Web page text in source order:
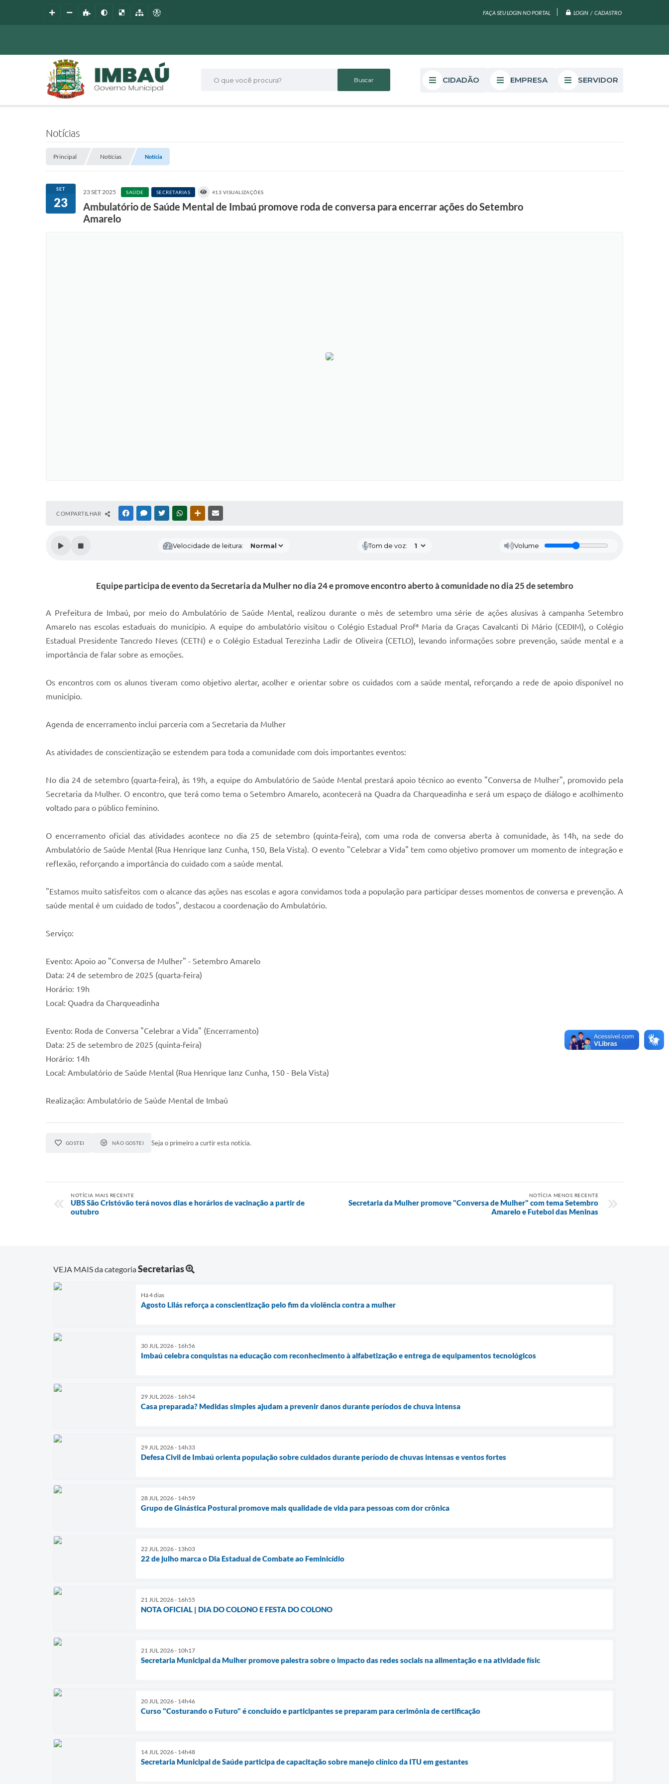
FAÇA SEU LOGIN NO PORTAL LOGIN / CADASTRO
O que você procura? CIDADÃO EMPRESA SERVIDOR
Notícias
Principal Notícias Notícia
SET
23
23 SET 2025 SAÚDE SECRETARIAS 413 VISUALIZAÇÕES
Ambulatório de Saúde Mental de Imbaú promove roda de conversa para encerrar ações do Setembro
Amarelo
COMPARTILHAR FACEBOOKMESSENGER
TWITTERWHATSAPPOUTRAS MÍDIAS
Velocidade de leitura: Tom de voz: Volume
Equipe participa de evento da Secretaria da Mulher no dia 24 e promove encontro aberto à comunidade no dia 25 de setembro
A Prefeitura de Imbaú, por meio do Ambulatório de Saúde Mental, realizou durante o mês de setembro uma série de ações alusivas à campanha Setembro
Amarelo nas escolas estaduais do município. A equipe do ambulatório visitou o Colégio Estadual Profª Maria da Graças Cavalcanti Di Mário (CEDIM), o Colégio
Estadual Presidente Tancredo Neves (CETN) e o Colégio Estadual Terezinha Ladir de Oliveira (CETLO), levando informações sobre prevenção, saúde mental e a
importância de falar sobre as emoções.
Os encontros com os alunos tiveram como objetivo alertar, acolher e orientar sobre os cuidados com a saúde mental, reforçando a rede de apoio disponível no
município.
Agenda de encerramento inclui parceria com a Secretaria da Mulher
As atividades de conscientização se estendem para toda a comunidade com dois importantes eventos:
No dia 24 de setembro (quarta-feira), às 19h, a equipe do Ambulatório de Saúde Mental prestará apoio técnico ao evento "Conversa de Mulher", promovido pela
Secretaria da Mulher. O encontro, que terá como tema o Setembro Amarelo, acontecerá na Quadra da Charqueadinha e será um espaço de diálogo e acolhimento
voltado para o público feminino.
O encerramento oficial das atividades acontece no dia 25 de setembro (quinta-feira), com uma roda de conversa aberta à comunidade, às 14h, na sede do
Ambulatório de Saúde Mental (Rua Henrique Ianz Cunha, 150, Bela Vista). O evento "Celebrar a Vida" tem como objetivo promover um momento de integração e
reflexão, reforçando a importância do cuidado com a saúde mental.
"Estamos muito satisfeitos com o alcance das ações nas escolas e agora convidamos toda a população para participar desses momentos de conversa e prevenção. A
saúde mental é um cuidado de todos", destacou a coordenação do Ambulatório.
Serviço:
Evento: Apoio ao "Conversa de Mulher" - Setembro Amarelo
Data: 24 de setembro de 2025 (quarta-feira)
Horário: 19h
Local: Quadra da Charqueadinha
Evento: Roda de Conversa "Celebrar a Vida" (Encerramento)
Data: 25 de setembro de 2025 (quinta-feira)
Horário: 14h
Local: Ambulatório de Saúde Mental (Rua Henrique Ianz Cunha, 150 - Bela Vista)
Realização: Ambulatório de Saúde Mental de Imbaú
GOSTEI NÃO GOSTEI Seja o primeiro a curtir esta notícia.
NOTÍCIA MAIS RECENTE
UBS São Cristóvão terá novos dias e horários de vacinação a partir de
outubro
NOTÍCIA MENOS RECENTE
Secretaria da Mulher promove "Conversa de Mulher" com tema Setembro
Amarelo e Futebol das Meninas
VEJA MAIS da categoriaSecretarias
Há 4 dias
Agosto Lilás reforça a conscientização pelo fim da violência contra a mulher
30 JUL 2026 - 16h56
Imbaú celebra conquistas na educação com reconhecimento à alfabetização e entrega de equipamentos tecnológicos
29 JUL 2026 - 16h54
Casa preparada? Medidas simples ajudam a prevenir danos durante períodos de chuva intensa
29 JUL 2026 - 14h33
Defesa Civil de Imbaú orienta população sobre cuidados durante período de chuvas intensas e ventos fortes
28 JUL 2026 - 14h59
Grupo de Ginástica Postural promove mais qualidade de vida para pessoas com dor crônica
22 JUL 2026 - 13h03
22 de julho marca o Dia Estadual de Combate ao Feminicídio
21 JUL 2026 - 16h55
NOTA OFICIAL | DIA DO COLONO E FESTA DO COLONO
21 JUL 2026 - 10h17
Secretaria Municipal da Mulher promove palestra sobre o impacto das redes sociais na alimentação e na atividade físic
20 JUL 2026 - 14h46
Curso "Costurando o Futuro" é concluído e participantes se preparam para cerimônia de certificação
14 JUL 2026 - 14h48
Secretaria Municipal de Saúde participa de capacitação sobre manejo clínico da ITU em gestantes